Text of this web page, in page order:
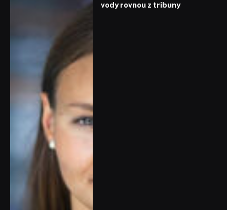
vody rovnou z tribuny